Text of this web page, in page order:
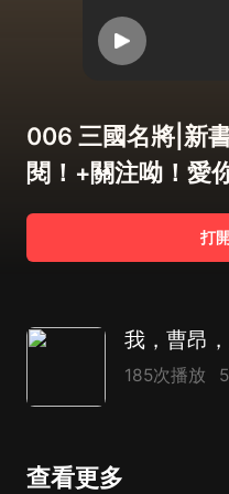
006 三國名將|新
閱！+關注呦！愛
打
185次播放
查看更多